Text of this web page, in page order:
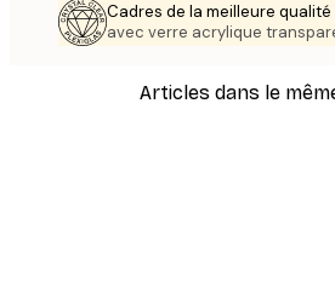
Cadres de la meilleure qualité
avec verre acrylique
Articles dans le